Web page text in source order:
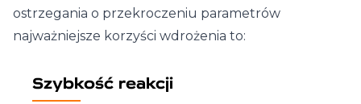
ostrzegania o przekroczeniu parametrów
najważniejsze korzyści wdrożenia to:
Szybkość reakcji